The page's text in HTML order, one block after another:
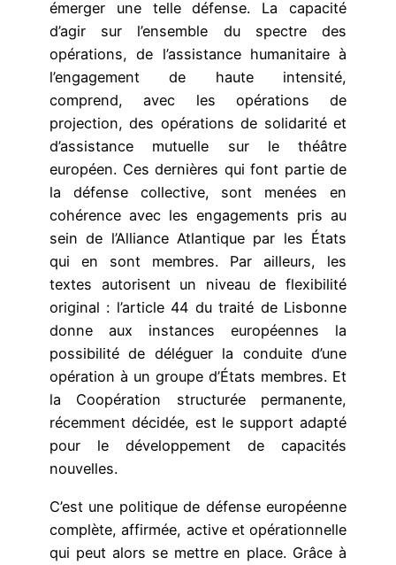
émerger une telle défense. La capacité
d’agir sur l’ensemble du spectre des
opérations, de l’assistance humanitaire à
l’engagement de haute intensité,
comprend, avec les opérations de
projection, des opérations de solidarité et
d’assistance mutuelle sur le théâtre
européen. Ces dernières qui font partie de
la défense collective, sont menées en
cohérence avec les engagements pris au
sein de l’Alliance Atlantique par les États
qui en sont membres. Par ailleurs, les
textes autorisent un niveau de flexibilité
original : l’article 44 du traité de Lisbonne
donne aux instances européennes la
possibilité de déléguer la conduite d’une
opération à un groupe d’États membres. Et
la Coopération structurée permanente,
récemment décidée, est le support adapté
pour le développement de capacités
nouvelles.
C’est une politique de défense européenne
complète, affirmée, active et opérationnelle
qui peut alors se mettre en place. Grâce à